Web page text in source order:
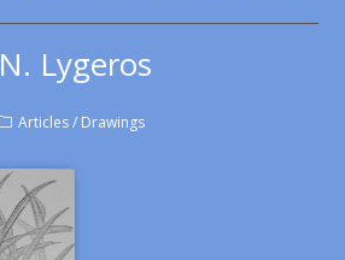
N. Lygeros
Articles / Drawings